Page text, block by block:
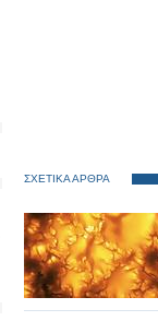
ΣΧΕΤΙΚΑ ΑΡΘΡΑ